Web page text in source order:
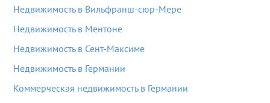
Недвижимость в Вильфранш-сюр-Мере
Недвижимость в Ментоне
Недвижимость в Сент-Максиме
Недвижимость в Германии
Коммерческая недвижимость в Германии